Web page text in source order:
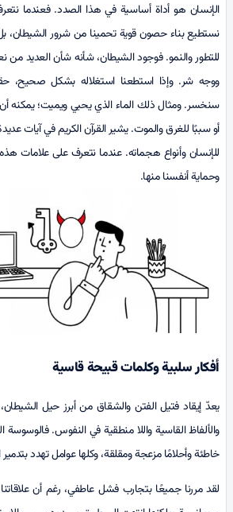
الإنسان هو أداة أساسية في هذا الصدد. فعندما
نستطيع بناء حصون قوية تحمينا من شرور الشيطان،
للتطور والنمو. فوجود الشيطان، شأنه شأن العديد من
ووجه شر. وإذا استطعنا استغلاله بشكل صحيح،
سنخسر. ومثال ذلك الماء الذي يحيي ويميت؛ يمكنه أن
أو سببًا للغرق والموت. يشير القرآن الكريم في آيات
للإنسان وأنواع هجماته. عندما نتعرف على علامات
وحماية أنفسنا منها.
أفكار سلبية وكلمات قبيحة قاسية
يعدّ إيقاد فتيل الفتن والشقاق من أبرز حيل الشيطان،
والألفاظ القاسية واللا منطقية في النفوس. فالوسوسة
خاطئة وأحلامًا مزعجة ومقلقة، وكلها عوامل تهدد بتدمير
لقد مررنا جميعًا بتجارب فشل عاطفي، رغم أن